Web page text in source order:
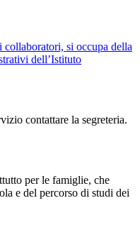
si occupa della
dell’Istituto
contattare la segreteria.
per le famiglie, che
e del percorso di studi dei